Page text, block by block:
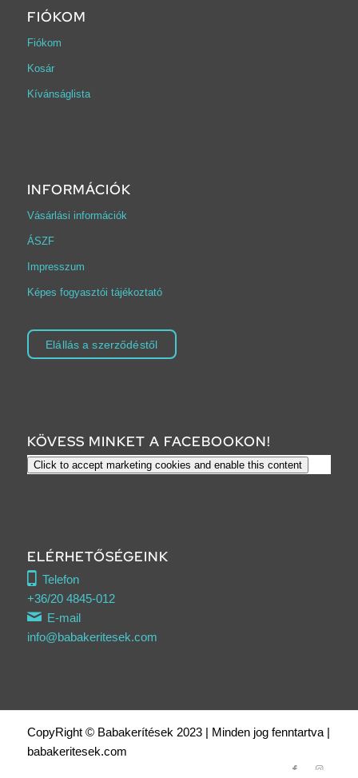
FIÓKOM
Fiókom
Kosár
Kívánságlista
INFORMÁCIÓK
Vásárlási információk
ÁSZF
Impresszum
Képes fogyasztói tájékoztató
Elállás a szerződéstől
KÖVESS MINKET A FACEBOOKON!
Click to accept marketing cookies and enable this content
ELÉRHETŐSÉGEINK
Telefon
+36/20 4845-012
E-mail
info@babakeritesek.com
CopyRight © Babakerítések 2023 | Minden jog fenntartva |
babakeritesek.com